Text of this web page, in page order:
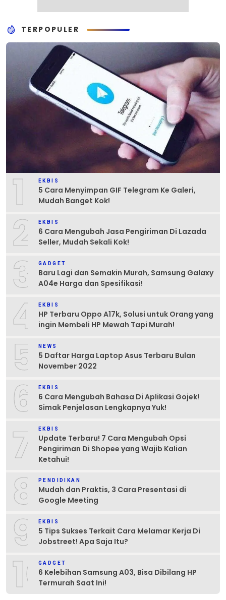
TERPOPULER
1 EKBIS
5 Cara Menyimpan GIF Telegram Ke Galeri,
Mudah Banget Kok!
2 EKBIS
6 Cara Mengubah Jasa Pengiriman Di Lazada
Seller, Mudah Sekali Kok!
3 GADGET
Baru Lagi dan Semakin Murah, Samsung Galaxy
A04e Harga dan Spesifikasi!
4 EKBIS
HP Terbaru Oppo A17k, Solusi untuk Orang yang
ingin Membeli HP Mewah Tapi Murah!
5 NEWS
5 Daftar Harga Laptop Asus Terbaru Bulan
November 2022
6 EKBIS
6 Cara Mengubah Bahasa Di Aplikasi Gojek!
Simak Penjelasan Lengkapnya Yuk!
7 EKBIS
Update Terbaru! 7 Cara Mengubah Opsi
Pengiriman Di Shopee yang Wajib Kalian
Ketahui!
8 PENDIDIKAN
Mudah dan Praktis, 3 Cara Presentasi di
Google Meeting
9 EKBIS
5 Tips Sukses Terkait Cara Melamar Kerja Di
Jobstreet! Apa Saja Itu?
10GADGET
6 Kelebihan Samsung A03, Bisa Dibilang HP
Termurah Saat Ini!